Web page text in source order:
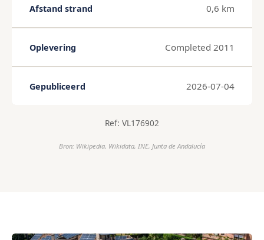
Afstand strand 0,6 km
Oplevering Completed 2011
Gepubliceerd 2026-07-04
Ref: VL176902
Bron: Wikipedia, Wikidata, INE, Junta de Andalucía